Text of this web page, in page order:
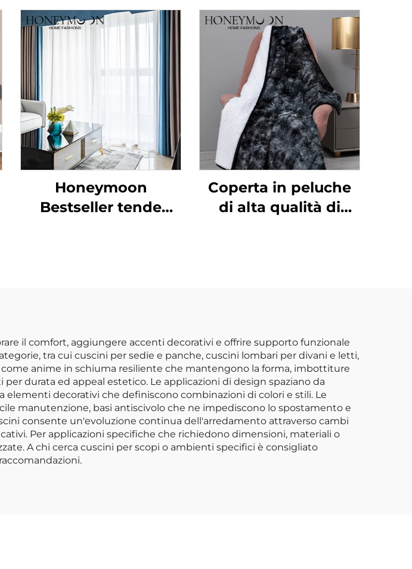
Honeymoon
Bestseller tende
Coperta in peluche
di alta qualità di
il comfort, aggiungere accenti decorativi e offrire supporto funzionale
tra cui cuscini per sedie e panche, cuscini lombari per divani e letti,
anime in schiuma resiliente che mantengono la forma, imbottiture
durata ed appeal estetico. Le applicazioni di design spaziano da
decorativi che definiscono combinazioni di colori e stili. Le
manutenzione, basi antiscivolo che ne impediscono lo spostamento e
consente un'evoluzione continua dell'arredamento attraverso cambi
Per applicazioni specifiche che richiedono dimensioni, materiali o
A chi cerca cuscini per scopi o ambienti specifici è consigliato